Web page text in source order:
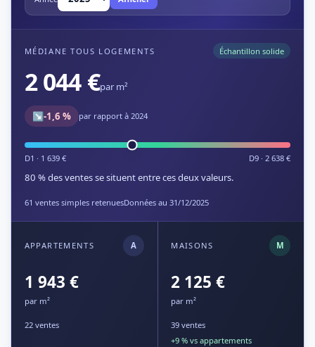
MÉDIANE TOUS LOGEMENTS Échantillon solide
2 044 €par m²
↘-1,6 % par rapport à 2024
D1 · 1 639 € D9 · 2 638 €
80 % des ventes se situent entre ces deux valeurs.
61 ventes simples retenuesDonnées au 31/12/2025
APPARTEMENTS A
1 943 €
par m²
22 ventes
MAISONS M
2 125 €
par m²
39 ventes
+9 % vs appartements